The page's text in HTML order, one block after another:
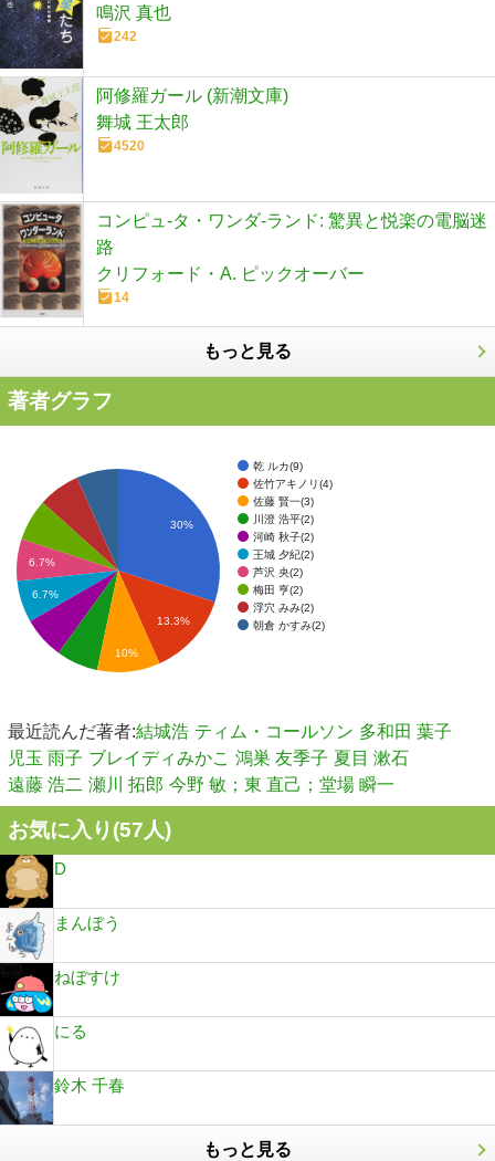
鳴沢 真也
242
阿修羅ガール (新潮文庫)
舞城 王太郎
4520
コンピュ-タ・ワンダ-ランド: 驚異と悦楽の電脳迷
路
クリフォード・A. ピックオーバー
14
もっと見る
著者グラフ
乾 ルカ(9)
佐竹アキノリ(4)
佐藤 賢一(3)
川澄 浩平(2)
河崎 秋子(2)
王城 夕紀(2)
芦沢 央(2)
梅田 亨(2)
浮穴 みみ(2)
朝倉 かすみ(2)
30%
13.3%
6.7%
6.7%
10%
最近読んだ著者:結城浩 ティム・コールソン 多和田 葉子
児玉 雨子 ブレイディみかこ 鴻巣 友季子 夏目 漱石
遠藤 浩二 瀬川 拓郎 今野 敏；東 直己；堂場 瞬一
お気に入り(57人)
D
まんぼう
ねぼすけ
にる
鈴木 千春
もっと見る